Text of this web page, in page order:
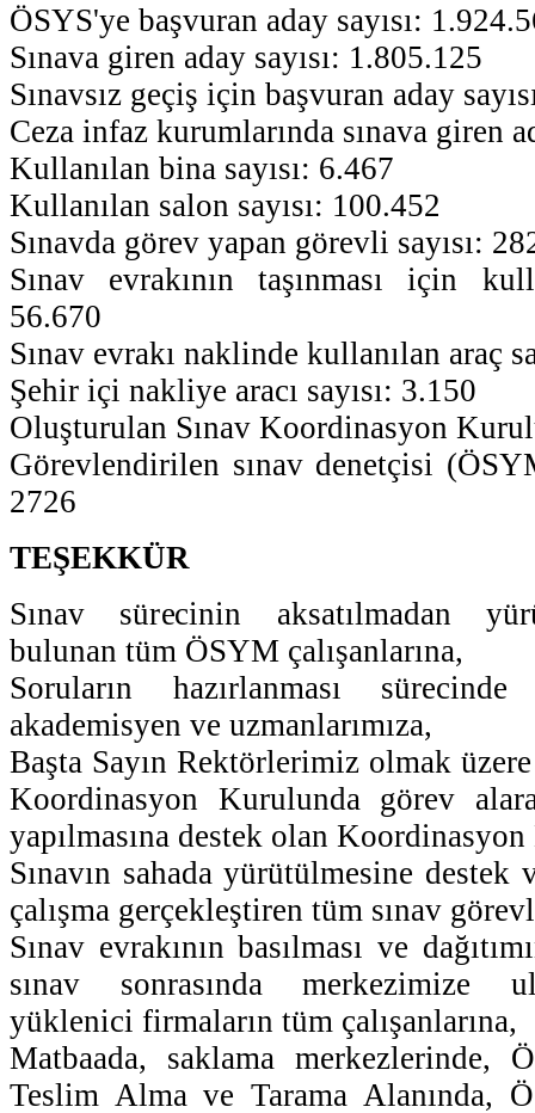
ÖSYS'ye başvuran aday sayısı:
Sınava giren aday sayısı: 1.805.125
Sınavsız geçiş için başvuran aday
Ceza infaz kurumlarında sınava giren
Kullanılan bina sayısı: 6.467
Kullanılan salon sayısı: 100.452
Sınavda görev yapan görevli sayısı:
Sınav evrakının taşınması için
56.670
Sınav evrakı naklinde kullanılan araç
Şehir içi nakliye aracı sayısı: 3.150
Oluşturulan Sınav Koordinasyon
Görevlendirilen sınav denetçisi
2726
TEŞEKKÜR
Sınav sürecinin aksatılmadan
bulunan tüm ÖSYM çalışanlarına,
Soruların hazırlanması
akademisyen ve uzmanlarımıza,
Başta Sayın Rektörlerimiz olmak
Koordinasyon Kurulunda görev
yapılmasına destek olan
Sınavın sahada yürütülmesine
çalışma gerçekleştiren tüm sınav
Sınav evrakının basılması ve
sınav sonrasında merkezimize
yüklenici firmaların tüm çalışanlarına,
Matbaada, saklama merkezlerinde,
Teslim Alma ve Tarama Alanında,